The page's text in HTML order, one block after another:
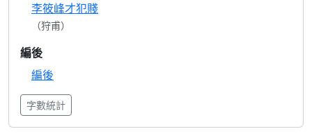
李筱峰才犯賤
（狩甫）
編後
編後
字數統計